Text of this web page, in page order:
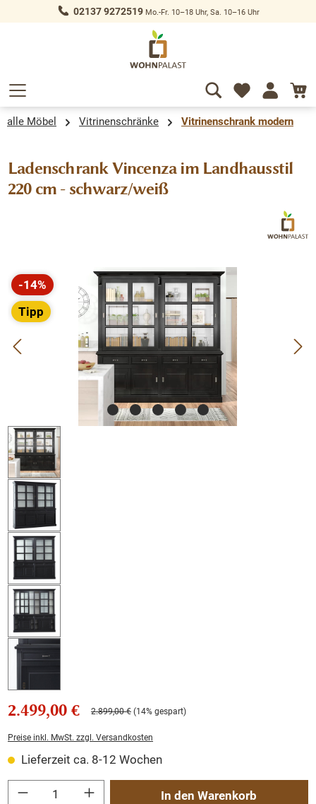
springen 02137 9272519Mo.-Fr. 10–18 Uhr, Sa. 10–16 Uhr
alle Möbel Vitrinenschränke Vitrinenschrank modern
Ladenschrank Vincenza im Landhausstil
220 cm - schwarz/weiß
Bildergalerie überspringen
-14%
Rabatt
Tipp
2.499,00 € 2.899,00 € (14% gespart)
Preise inkl. MwSt. zzgl. Versandkosten
Lieferzeit ca. 8-12 Wochen
Produkt Anzahl: Gib den gewünschten Wert ein oder benutze die Schaltflächen
In den Warenkorb